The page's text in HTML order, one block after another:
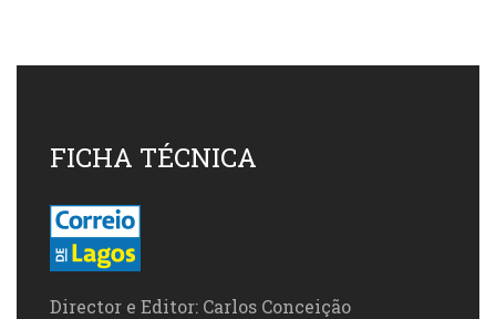
FICHA TÉCNICA
Director e Editor: Carlos Conceição